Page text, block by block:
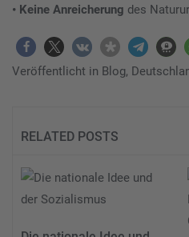
• Keine Anreicherung des
Veröffentlicht in Blog,
RELATED POSTS